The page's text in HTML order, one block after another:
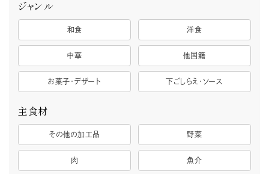
ジャンル
和食 洋食
中華 他国籍
お菓子・デザート 下ごしらえ・ソース
主食材
その他の加工品 野菜
肉 魚介